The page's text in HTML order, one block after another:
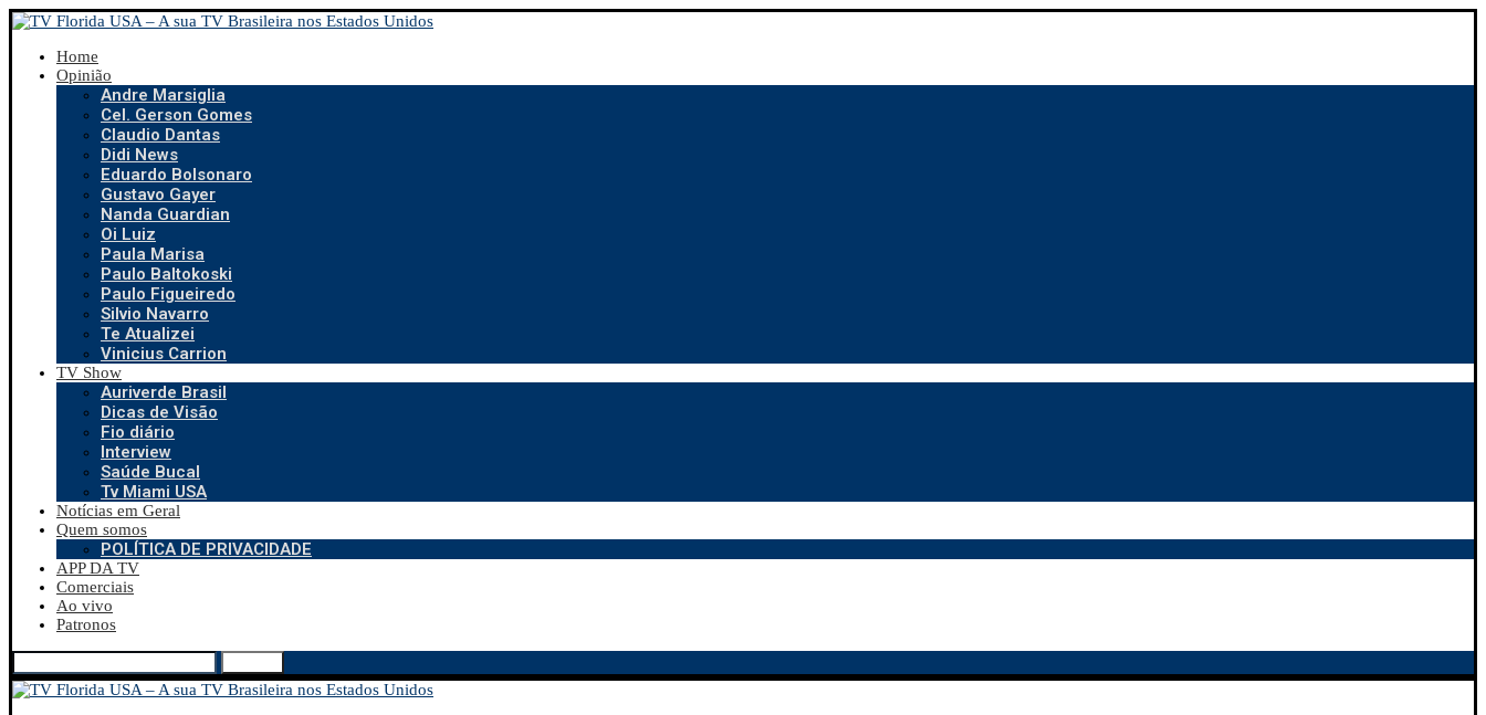
Home
Opinião
Andre Marsiglia
Cel. Gerson Gomes
Claudio Dantas
Didi News
Eduardo Bolsonaro
Gustavo Gayer
Nanda Guardian
Oi Luiz
Paula Marisa
Paulo Baltokoski
Paulo Figueiredo
Silvio Navarro
Te Atualizei
Vinicius Carrion
TV Show
Auriverde Brasil
Dicas de Visão
Fio diário
Interview
Saúde Bucal
Tv Miami USA
Notícias em Geral
Quem somos
POLÍTICA DE PRIVACIDADE
APP DA TV
Comerciais
Ao vivo
Patronos